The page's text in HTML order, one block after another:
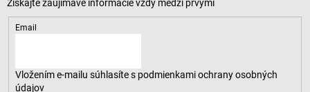
Email
Vložením e-mailu súhlasíte s podmienkami ochrany osobných
údajov